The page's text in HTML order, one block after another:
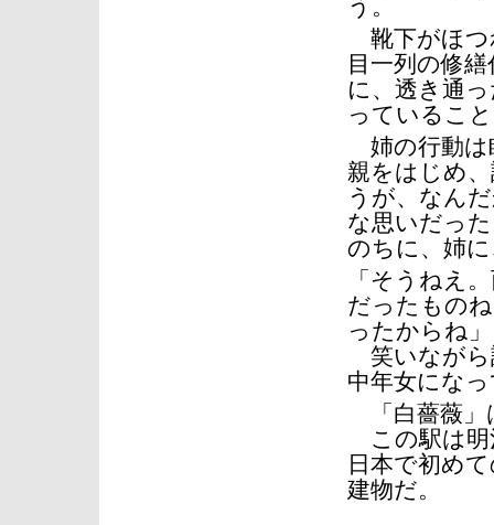
う。
靴下がほつ
目一列の修
に、透き通
っているこ
姉の行動は
親をはじめ
うが、なん
な思いだっ
のちに、姉
「そうねえ
だったもの
ったからね」
笑いながら
中年女にな
「白薔薇」
この駅は明
日本で初め
建物だ。